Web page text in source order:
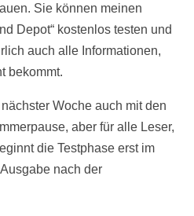
Sie können meinen
Depot“ kostenlos testen und
auch alle Informationen,
bekommt.
Woche auch mit den
aber für alle Leser,
die Testphase erst im
nach der